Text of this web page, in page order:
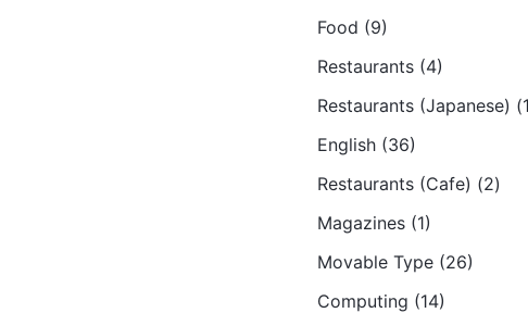
Food (9)
Restaurants (4)
Restaurants (Japanese)
English (36)
Restaurants (Cafe) (2)
Magazines (1)
Movable Type (26)
Computing (14)